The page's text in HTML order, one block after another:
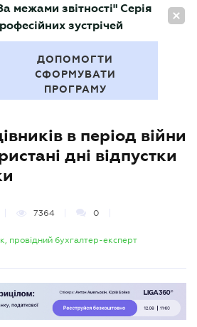
UA
межами звітності" Серія
зустрічей
ДОПОМОГТИ
СФОРМУВАТИ
ПРОГРАМУ
в період війни
дні відпустки
7364 0
провідний бухгалтер-експерт